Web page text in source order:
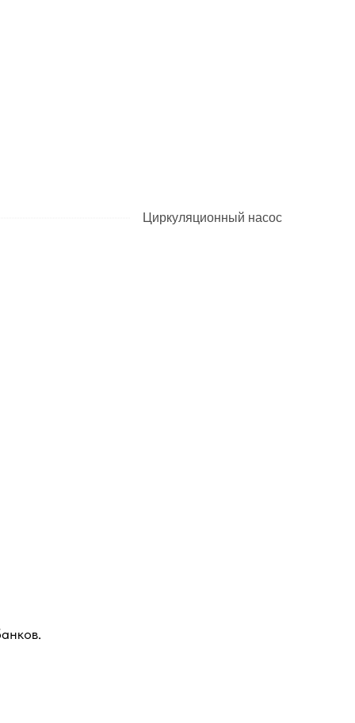
Циркуляционный насос